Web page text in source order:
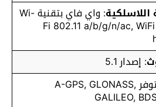
: واي فاي بتقنية Wi-
Fi 802.11 a/b/g/n/ac,
: إصدار 5.1
: متوفر A-GPS, GLONASS,
GALILEO,